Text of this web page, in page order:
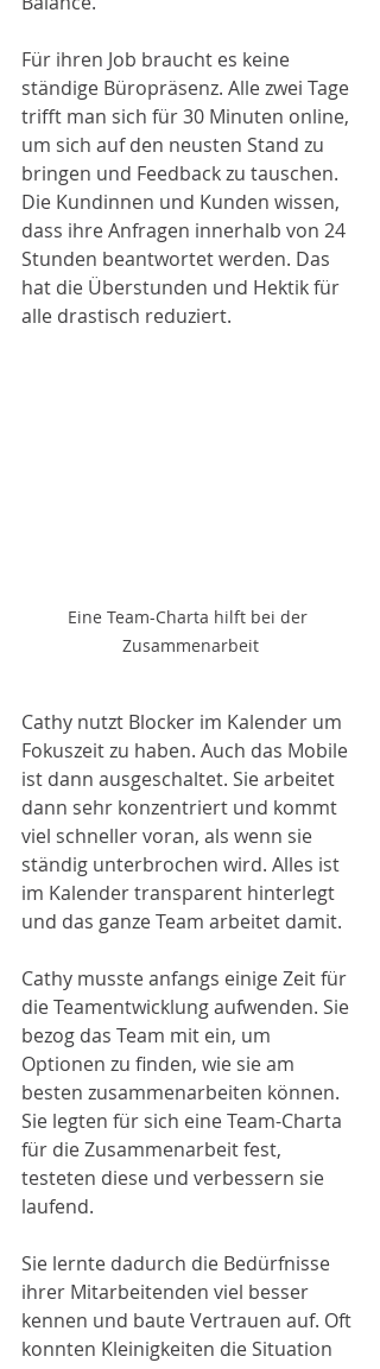
Für ihren Job braucht es keine
ständige Büropräsenz. Alle zwei Tage
trifft man sich für 30 Minuten online,
um sich auf den neusten Stand zu
bringen und Feedback zu tauschen.
Die Kundinnen und Kunden wissen,
dass ihre Anfragen innerhalb von 24
Stunden beantwortet werden. Das
hat die Überstunden und Hektik für
alle drastisch reduziert.
Eine Team-Charta hilft bei der
Zusammenarbeit
Cathy nutzt Blocker im Kalender um
Fokuszeit zu haben. Auch das Mobile
ist dann ausgeschaltet. Sie arbeitet
dann sehr konzentriert und kommt
viel schneller voran, als wenn sie
ständig unterbrochen wird. Alles ist
im Kalender transparent hinterlegt
und das ganze Team arbeitet damit.
Cathy musste anfangs einige Zeit für
die Teamentwicklung aufwenden. Sie
bezog das Team mit ein, um
Optionen zu finden, wie sie am
besten zusammenarbeiten können.
Sie legten für sich eine Team-Charta
für die Zusammenarbeit fest,
testeten diese und verbessern sie
laufend.
Sie lernte dadurch die Bedürfnisse
ihrer Mitarbeitenden viel besser
kennen und baute Vertrauen auf. Oft
konnten Kleinigkeiten die Situation